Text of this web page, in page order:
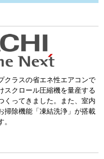
クラスの省エネ性エアコンで
スクロール圧縮機を量産する
くってきました。また、室内
掃除機能「凍結洗浄」が搭載